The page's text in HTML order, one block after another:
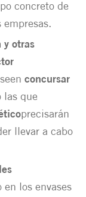
concreto de
y otras
concursar
las que
precisarán
llevar a cabo
en los envases